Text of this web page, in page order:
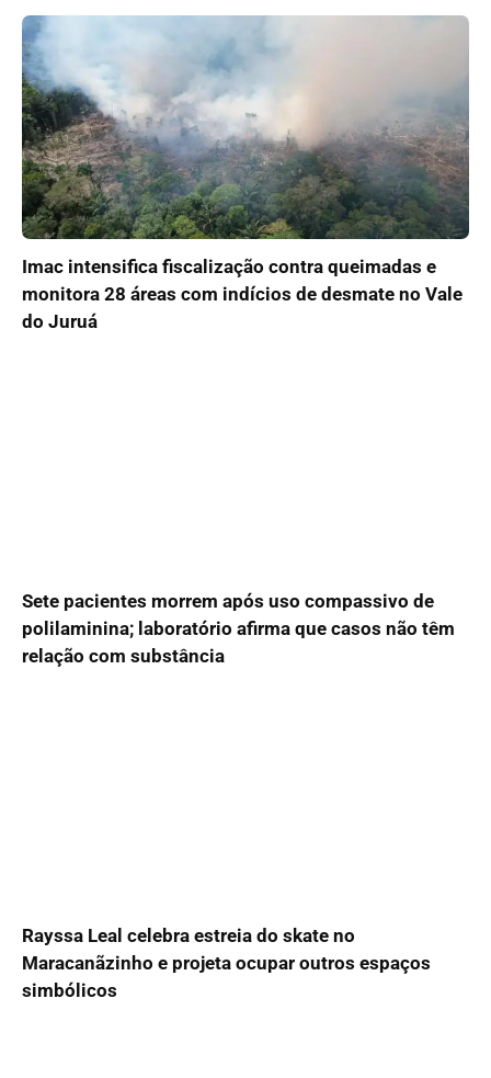
Imac intensifica fiscalização contra queimadas e
monitora 28 áreas com indícios de desmate no Vale
do Juruá
Sete pacientes morrem após uso compassivo de
polilaminina; laboratório afirma que casos não têm
relação com substância
Rayssa Leal celebra estreia do skate no
Maracanãzinho e projeta ocupar outros espaços
simbólicos